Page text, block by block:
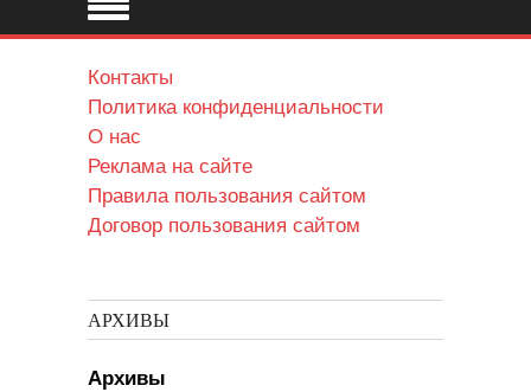
Контакты
Политика конфиденциальности
О нас
Реклама на сайте
Правила пользования сайтом
Договор пользования сайтом
АРХИВЫ
Архивы